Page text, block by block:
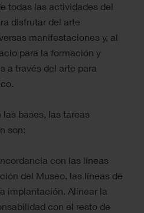
todas las actividades del
disfrutar del arte
manifestaciones y, al
para la formación y
a través del arte para
bases, las tareas
son:
con las líneas
del Museo, las líneas de
implantación. Alinear la
con el resto de